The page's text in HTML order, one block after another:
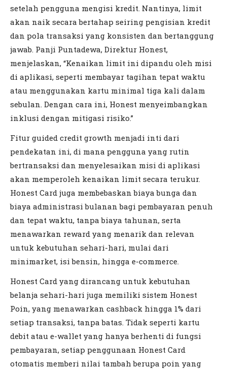
setelah pengguna mengisi kredit. Nantinya, limit
akan naik secara bertahap seiring pengisian kredit
dan pola transaksi yang konsisten dan bertanggung
jawab. Panji Puntadewa, Direktur Honest,
menjelaskan, “Kenaikan limit ini dipandu oleh misi
di aplikasi, seperti membayar tagihan tepat waktu
atau menggunakan kartu minimal tiga kali dalam
sebulan. Dengan cara ini, Honest menyeimbangkan
inklusi dengan mitigasi risiko.”
Fitur guided credit growth menjadi inti dari
pendekatan ini, di mana pengguna yang rutin
bertransaksi dan menyelesaikan misi di aplikasi
akan memperoleh kenaikan limit secara terukur.
Honest Card juga membebaskan biaya bunga dan
biaya administrasi bulanan bagi pembayaran penuh
dan tepat waktu, tanpa biaya tahunan, serta
menawarkan reward yang menarik dan relevan
untuk kebutuhan sehari-hari, mulai dari
minimarket, isi bensin, hingga e-commerce.
Honest Card yang dirancang untuk kebutuhan
belanja sehari-hari juga memiliki sistem Honest
Poin, yang menawarkan cashback hingga 1% dari
setiap transaksi, tanpa batas. Tidak seperti kartu
debit atau e-wallet yang hanya berhenti di fungsi
pembayaran, setiap penggunaan Honest Card
otomatis memberi nilai tambah berupa poin yang